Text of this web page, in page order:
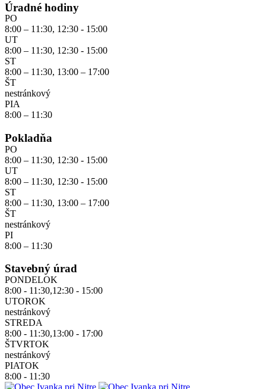
Úradné hodiny
PO
8:00 – 11:30, 12:30 - 15:00
UT
8:00 – 11:30, 12:30 - 15:00
ST
8:00 – 11:30, 13:00 – 17:00
ŠT
nestránkový
PIA
8:00 – 11:30
Pokladňa
PO
8:00 – 11:30, 12:30 - 15:00
UT
8:00 – 11:30, 12:30 - 15:00
ST
8:00 – 11:30, 13:00 – 17:00
ŠT
nestránkový
PI
8:00 – 11:30
Stavebný úrad
PONDELOK
8:00 - 11:30,12:30 - 15:00
UTOROK
nestránkový
STREDA
8:00 - 11:30,13:00 - 17:00
ŠTVRTOK
nestránkový
PIATOK
8:00 - 11:30